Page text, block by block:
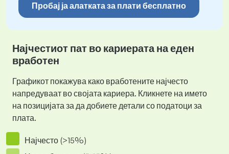
Пробај ја алатката за плати бесплатно
Најчестиот пат во кариерата на еден
вработен
Графикот покажува како вработените најчесто
напредуваат во својата кариера. Кликнете на името
на позицијата за да добиете детали со податоци за
плата.
Најчесто (>15%)